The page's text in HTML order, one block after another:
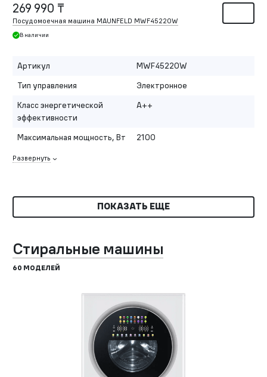
269 990 ₸
Посудомоечная машина MAUNFELD MWF45220W
В наличии
Артикул
MWF45220W
Тип управления
Электронное
Класс энергетической
эффективности
A++
Максимальная мощность, Вт 2100
Развернуть
ПОКАЗАТЬ ЕЩЕ
Стиральные машины
60 МОДЕЛЕЙ